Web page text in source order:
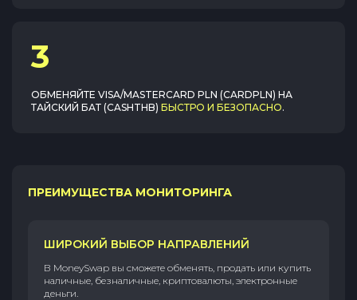
3
ОБМЕНЯЙТЕ VISA/MASTERCARD PLN (CARDPLN) НА
ТАЙСКИЙ БАТ (CASHTHB) БЫСТРО И БЕЗОПАСНО.
ПРЕИМУЩЕСТВА МОНИТОРИНГА
ШИРОКИЙ ВЫБОР НАПРАВЛЕНИЙ
В MoneySwap вы сможете обменять, продать или купить
наличные, безналичные, криптовалюты, электронные
деньги.